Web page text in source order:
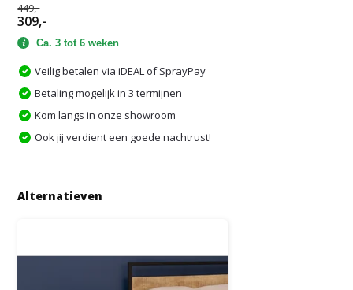
449,-
309,-
Ca. 3 tot 6 weken
Veilig betalen via iDEAL of SprayPay
Betaling mogelijk in 3 termijnen
Kom langs in onze showroom
Ook jij verdient een goede nachtrust!
Alternatieven